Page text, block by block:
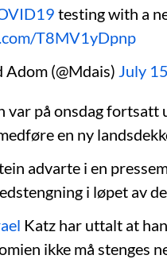
testing with a
T8MV1yDpnp
(@Mdais) July
var på onsdag fortsatt
en ny
advarte i en
i løpet av
Katz har uttalt at
ikke må stenges